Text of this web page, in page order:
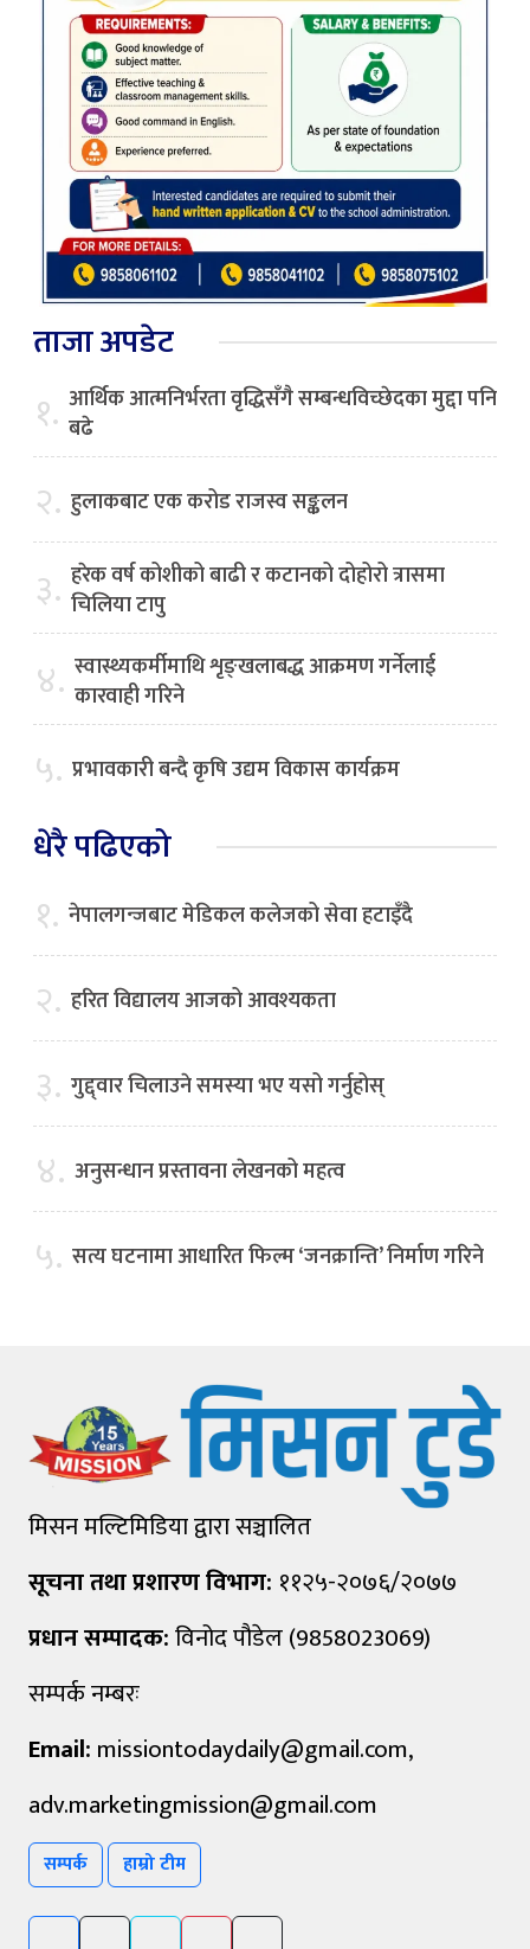
ताजा अपडेट
१. आर्थिक आत्मनिर्भरता वृद्धिसँगै सम्बन्धविच्छेदका मुद्दा पनि
बढे
२. हुलाकबाट एक करोड राजस्व सङ्कलन
३. हरेक वर्ष कोशीको बाढी र कटानको दोहोरो त्रासमा
चिलिया टापु
४. स्वास्थ्यकर्मीमाथि शृङ्खलाबद्ध आक्रमण गर्नेलाई
कारवाही गरिने
५. प्रभावकारी बन्दै कृषि उद्यम विकास कार्यक्रम
धेरै पढिएको
१. नेपालगन्जबाट मेडिकल कलेजको सेवा हटाइँदै
२. हरित विद्यालय आजको आवश्यकता
३. गुद्द्वार चिलाउने समस्या भए यसो गर्नुहोस्
४. अनुसन्धान प्रस्तावना लेखनको महत्व
५. सत्य घटनामा आधारित फिल्म ‘जनक्रान्ति’ निर्माण गरिने
मिसन मल्टिमिडिया द्वारा सञ्चालित
सूचना तथा प्रशारण विभाग: ११२५-२०७६/२०७७
प्रधान सम्पादक:विनोद पौडेल (9858023069)
सम्पर्क नम्बरः
Email: missiontodaydaily@gmail.com,
adv.marketingmission@gmail.com
सम्पर्क हाम्रो टीम